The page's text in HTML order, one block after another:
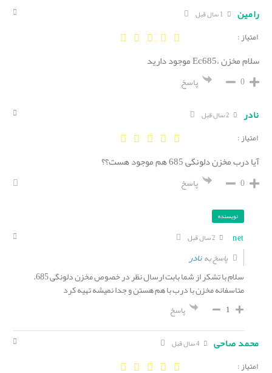
رامین
امتیاز :
سلام مخزن ،Ec685 موجود دارید
0 پاسخ
نادر
امتیاز :
آیا درب مخزن دلونگی 685 هم موجود هست؟؟
0 پاسخ
نویسنده
net
پاسخ بهنادر
سلام با تشکر از شما بابت ارسال نظر در خصوص مخزن دلونگی 685.
متاسفانه مخزن با درب با هم هستن و جدا نمیشه تهیه کرد
1 پاسخ
محمد صاحی 4 سال قبل
امتیاز :